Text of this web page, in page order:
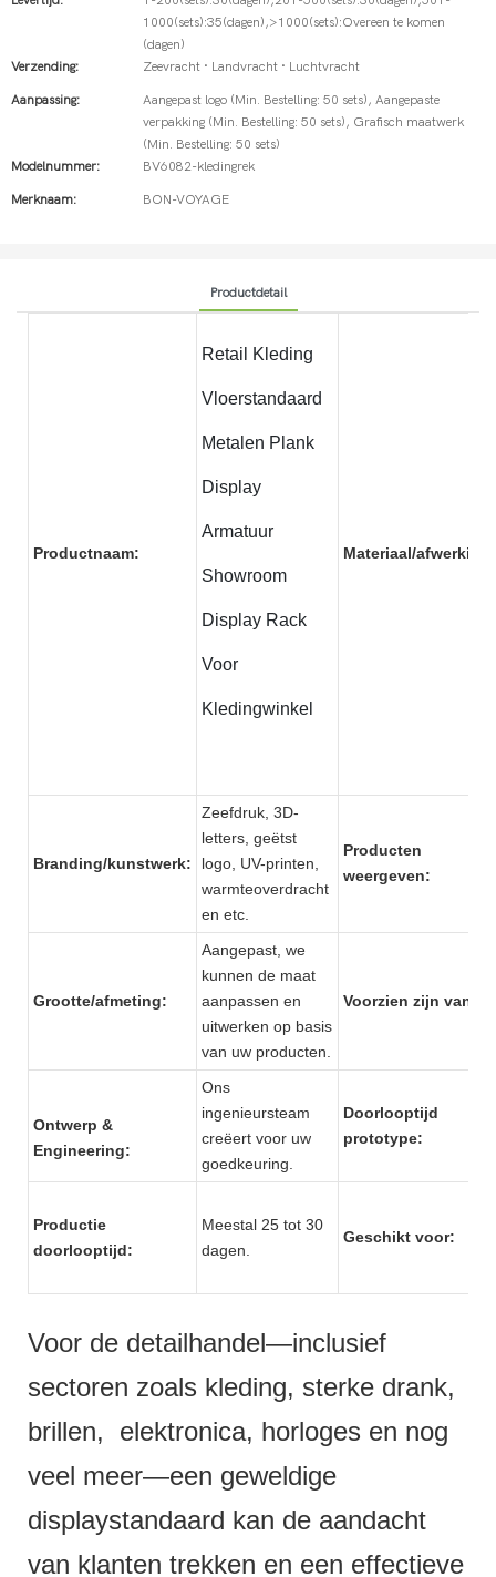
1000(sets):35(dagen),>1000(sets):Overeen te komen
(dagen)
Verzending:
Zeevracht · Landvracht · Luchtvracht
Aanpassing:
Aangepast logo (Min. Bestelling: 50 sets), Aangepaste
verpakking (Min. Bestelling: 50 sets), Grafisch maatwerk
(Min. Bestelling: 50 sets)
Modelnummer:
BV6082-kledingrek
Merknaam: BON-VOYAGE
Productdetail
Productnaam:
Retail Kleding
Vloerstandaard
Metalen Plank
Display
Armatuur
Showroom
Display Rack
Voor
Kledingwinkel
Materiaal/afwerking:
Branding/kunstwerk:
Zeefdruk, 3D-
letters, geëtst
logo, UV-printen,
warmteoverdracht
en etc.
Producten
weergeven:
Grootte/afmeting:
Aangepast, we
kunnen de maat
aanpassen en
uitwerken op basis
van uw producten.
Voorzien zijn van:
Ontwerp &
Engineering:
Ons
ingenieursteam
creëert voor uw
goedkeuring.
Doorlooptijd
prototype:
Productie
doorlooptijd:
Meestal 25 tot 30
dagen.
Geschikt voor:
Voor de detailhandel—inclusief
sectoren zoals kleding, sterke drank,
brillen, elektronica, horloges en nog
veel meer—een geweldige
displaystandaard kan de aandacht
van klanten trekken en een effectieve